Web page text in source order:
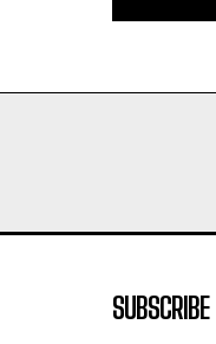
SUBSCRIBE